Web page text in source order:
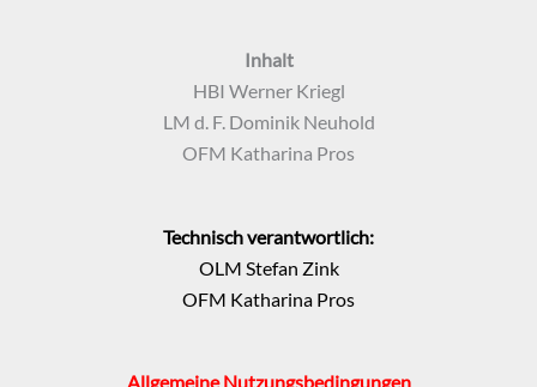
Inhalt
HBI Werner Kriegl
LM d. F. Dominik Neuhold
OFM Katharina Pros
Technisch verantwortlich:
OLM Stefan Zink
OFM Katharina Pros
Allgemeine Nutzungsbedingungen